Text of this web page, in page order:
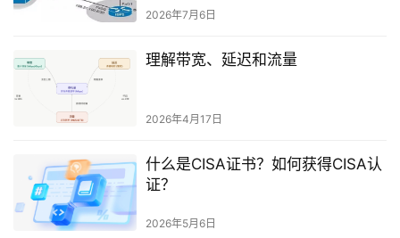
2026年7月6日
理解带宽、延迟和流量
2026年4月17日
什么是CISA证书？如何获得CISA认
证？
2026年5月6日